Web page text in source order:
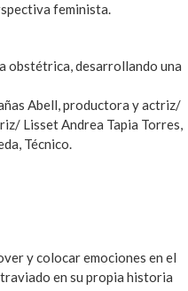
feminista.
obstétrica, desarrollando una
Abell, productora y actriz/
Lisset Andrea Tapia Torres,
Técnico.
y colocar emociones en el
en su propia historia